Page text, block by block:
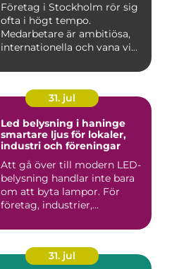
Företag i Stockholm rör sig
ofta i högt tempo.
Medarbetare är ambitiösa,
internationella och vana vi...
31. jul
Led belysning i haninge
smartare ljus för lokaler,
industri och föreningar
Att gå över till modern LED-
belysning handlar inte bara
om att byta lampor. För
företag, industrier,...
31. jul